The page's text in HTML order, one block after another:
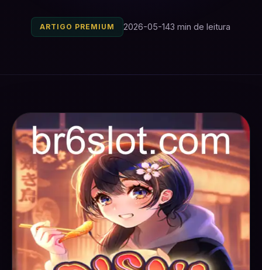
ARTIGO PREMIUM 2026-05-143 min de leitura